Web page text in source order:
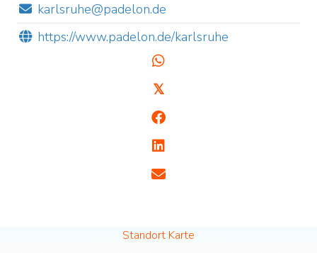
karlsruhe@padelon.de
https://www.padelon.de/karlsruhe
𝕏
Standort Karte